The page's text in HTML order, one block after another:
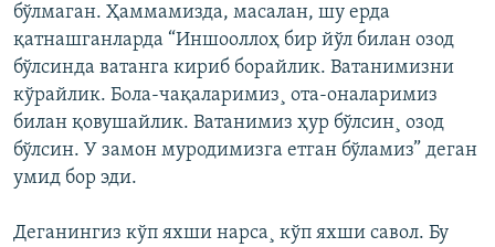
бўлмаган. Ҳаммамизда, масалан, шу ерда
қатнашганларда “Иншооллоҳ бир йўл билан озод
бўлсинда ватанга кириб борайлик. Ватанимизни
кўрайлик. Бола-чақаларимиз¸ ота-оналаримиз
билан қовушайлик. Ватанимиз ҳур бўлсин¸ озод
бўлсин. У замон муродимизга етган бўламиз” деган
умид бор эди.
Деганингиз кўп яхши нарса¸ кўп яхши савол. Бу